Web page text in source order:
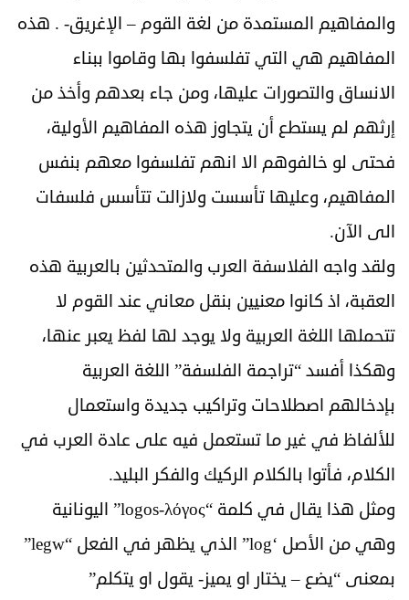
والمفاهيم المستمدة من لغة القوم – الإغريق- . هذه
المفاهيم هي التي تفلسفوا بها وقاموا ببناء
الانساق والتصورات عليها، ومن جاء بعدهم وأخذ من
إرثهم لم يستطع أن يتجاوز هذه المفاهيم الأولية،
فحتى لو خالفوهم الا انهم تفلسفوا معهم بنفس
المفاهيم، وعليها تأسست ولازالت تتأسس فلسفات
الى الآن.
ولقد واجه الفلاسفة العرب والمتحدثين بالعربية هذه
العقبة، اذ كانوا معنيين بنقل معاني عند القوم لا
تتحملها اللغة العربية ولا يوجد لها لفظ يعبر عنها،
وهكذا أفسد “تراجمة الفلسفة” اللغة العربية
بإدخالهم اصطلاحات وتراكيب جديدة واستعمال
للألفاظ في غير ما تستعمل فيه على عادة العرب في
الكلام، فأتوا بالكلام الركيك والفكر البليد.
ومثل هذا يقال في كلمة “logos-λόγος” اليونانية
وهي من الأصل ‘log” الذي يظهر في الفعل “legw”
بمعنى “يضع – يختار او يميز- يقول او يتكلم”